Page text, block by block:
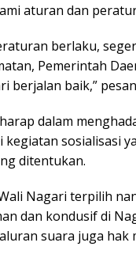
aturan dan
berlaku,
Pemerintah
berjalan baik,”
dalam
sosialisasi
ditentukan.
Nagari terpilih
dan kondusif di
suara juga hak